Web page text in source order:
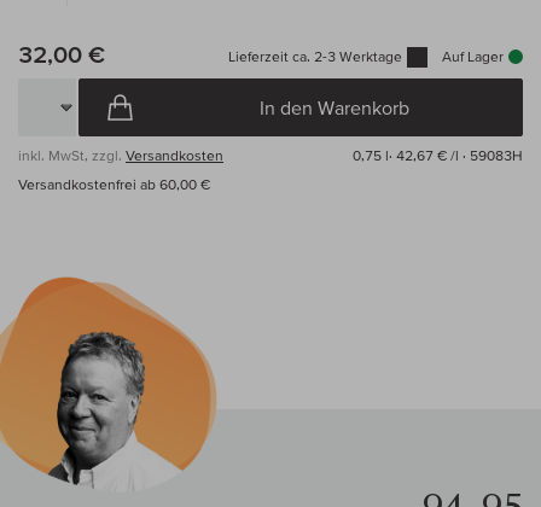
32,00 € Lieferzeit ca. 2-3 Werktage Auf Lager
In den Warenkorb
inkl. MwSt, zzgl. Versandkosten 0,75 l· 42,67 € /l · 59083H
Versandkostenfrei ab 60,00 €